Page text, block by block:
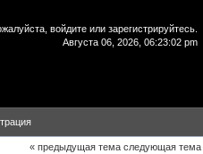
войдите или зарегистрируйтесь
Августа 06, 2026, 06:23:02 pm
« предыдущая тема следующая тема